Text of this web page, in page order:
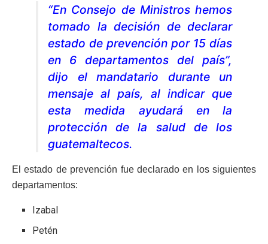
“En Consejo de Ministros hemos
tomado la decisión de declarar
estado de prevención por 15 días
en 6 departamentos del país”,
dijo el mandatario durante un
mensaje al país, al indicar que
esta medida ayudará en la
protección de la salud de los
guatemaltecos.
El estado de prevención fue declarado en los siguientes
departamentos:
Izabal
Petén